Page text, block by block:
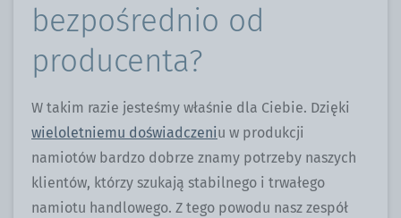
bezpośrednio od
producenta?
W takim razie jesteśmy właśnie dla Ciebie. Dzięki
wieloletniemu doświadczeniu w produkcji
namiotów bardzo dobrze znamy potrzeby naszych
klientów, którzy szukają stabilnego i trwałego
namiotu handlowego. Z tego powodu nasz zespół